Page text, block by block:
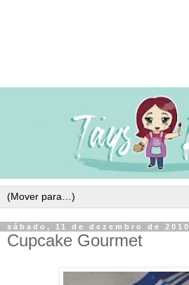
sábado, 11 de dezembro de 2010
Cupcake Gourmet